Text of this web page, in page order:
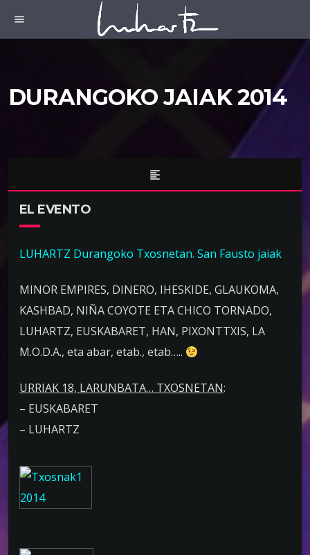
menu
DURANGOKO JAIAK 2014
format_align_left
EL EVENTO
LUHARTZ Durangoko Txosnetan. San Fausto jaiak
MINOR EMPIRES, DINERO, IHESKIDE, GLAUKOMA,
KASHBAD, NIÑA COYOTE ETA CHICO TORNADO,
LUHARTZ, EUSKABARET, HAN, PIXONTTXIS, LA
M.O.D.A., eta abar, etab., etab…..
URRIAK 18, LARUNBATA… TXOSNETAN:
– EUSKABARET
– LUHARTZ